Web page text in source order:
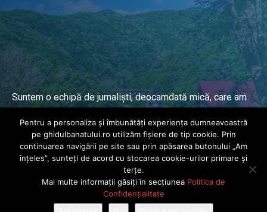
Suntem o echipă de jurnaliști, deocamdată mică, care am
ani.
© Ghidul Banatului 2025. Toate drepturile rezervate · Dezvoltat de
Power Media FX
Pentru a personaliza și îmbunătăți experiența dumneavoastră
pe ghidulbanatului.ro utilizăm fișiere de tip cookie. Prin
continuarea navigării pe site sau prin apăsarea butonului „Am
înțeles”, sunteți de acord cu stocarea cookie-urilor primare și
terțe.
Mai multe informații găsiți în secțiunea Politica de
Confidențialitate